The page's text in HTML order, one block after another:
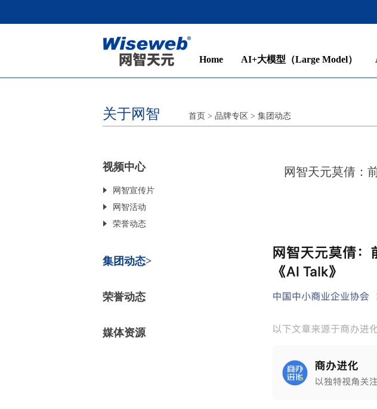
Home AI+大模型（Large Model）
关于网智 首页 > 品牌专区 > 集团动态
视频中心
网智宣传片
网智活动
荣誉动态
集团动态
荣誉动态
媒体资源
网智天元莫倩：